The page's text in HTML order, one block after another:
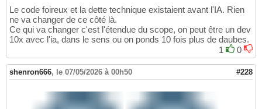
Le code foireux et la dette technique existaient avant l'IA. Rien
ne va changer de ce côté là.
Ce qui va changer c'est l'étendue du scope, on peut être un dev
10x avec l'ia, dans le sens ou on ponds 10 fois plus de daubes.
1
0
shenron666, le 07/05/2026 à 00h50 #228